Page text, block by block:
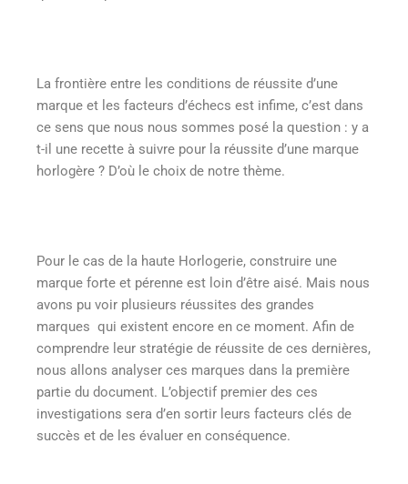
La frontière entre les conditions de réussite d’une
marque et les facteurs d’échecs est infime, c’est dans
ce sens que nous nous sommes posé la question : y a
t-il une recette à suivre pour la réussite d’une marque
horlogère ? D’où le choix de notre thème.
Pour le cas de la haute Horlogerie, construire une
marque forte et pérenne est loin d’être aisé. Mais nous
avons pu voir plusieurs réussites des grandes
marques qui existent encore en ce moment. Afin de
comprendre leur stratégie de réussite de ces dernières,
nous allons analyser ces marques dans la première
partie du document. L’objectif premier des ces
investigations sera d’en sortir leurs facteurs clés de
succès et de les évaluer en conséquence.